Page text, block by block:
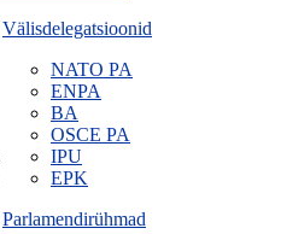
Välisdelegatsioonid
NATO PA
ENPA
BA
OSCE PA
IPU
EPK
Parlamendirühmad